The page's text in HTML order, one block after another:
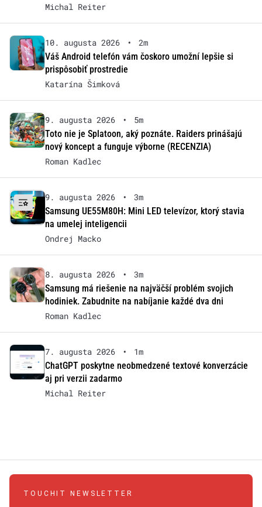
Michal Reiter
10. augusta 2026 •
2m
Váš Android telefón vám čoskoro umožní lepšie si
prispôsobiť prostredie
Katarína Šimková
9. augusta 2026 •
5m
Toto nie je Splatoon, aký poznáte. Raiders prinášajú
nový koncept a funguje výborne (RECENZIA)
Roman Kadlec
9. augusta 2026 •
3m
Samsung UE55M80H: Mini LED televízor, ktorý stavia
na umelej inteligencii
Ondrej Macko
8. augusta 2026 •
3m
Samsung má riešenie na najväčší problém svojich
hodiniek. Zabudnite na nabíjanie každé dva dni
Roman Kadlec
7. augusta 2026 •
1m
ChatGPT poskytne neobmedzené textové konverzácie
aj pri verzii zadarmo
Michal Reiter
TOUCHIT NEWSLETTER